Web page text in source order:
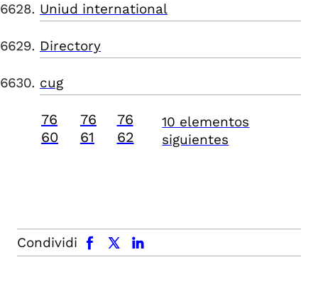
Uniud international
Directory
cug
76
60
76
61
76
62
10 elementos
siguientes
Condividi
facebook x.com linkedin